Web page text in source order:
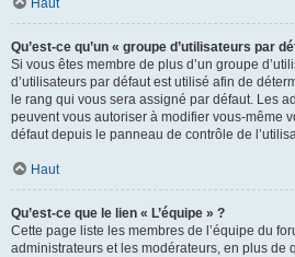
Haut
Qu’est-ce qu’un « groupe d’utilisateurs par
Si vous êtes membre de plus d’un groupe
d’utilisateurs par défaut est utilisé afin de
le rang qui vous sera assigné par défaut. Les
peuvent vous autoriser à modifier vous-même
défaut depuis le panneau de contrôle de
Haut
Qu’est-ce que le lien « L’équipe » ?
Cette page liste les membres de l’équipe du
administrateurs et les modérateurs, en plus de